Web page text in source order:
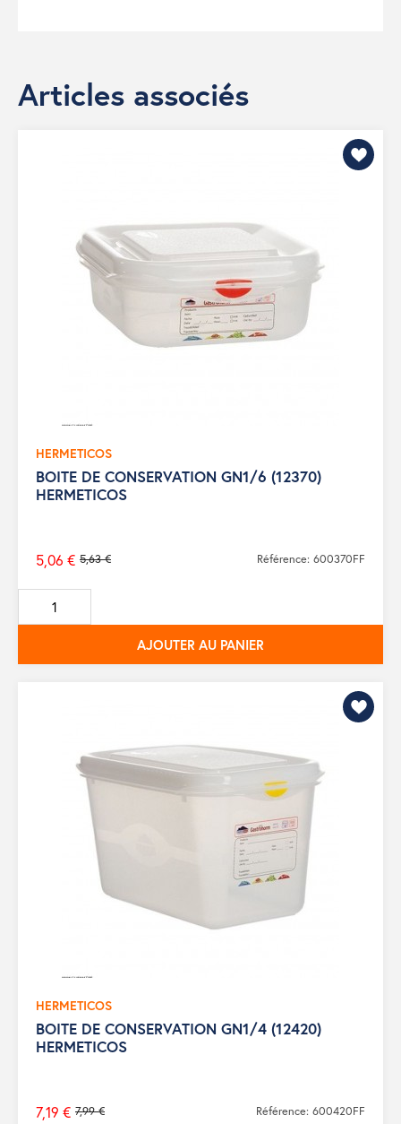
Articles associés
HERMETICOS
BOITE DE CONSERVATION GN1/6 (12370)
HERMETICOS
Prix
de
base
5,63 €
5,06 € Référence: 600370FF
AJOUTER AU PANIER
HERMETICOS
BOITE DE CONSERVATION GN1/4 (12420)
HERMETICOS
7,99 €
7,19 € Référence: 600420FF